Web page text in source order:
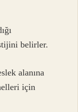
belirler.
alanına
için